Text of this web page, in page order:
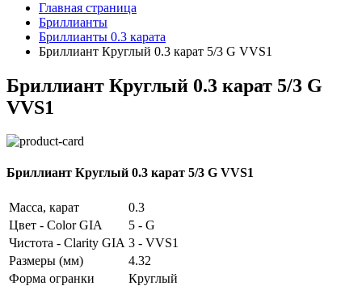
Главная страница
Бриллианты
Бриллианты 0.3 карата
Бриллиант Круглый 0.3 карат 5/3 G VVS1
Бриллиант Круглый 0.3 карат 5/3 G
VVS1
Бриллиант Круглый 0.3 карат 5/3 G VVS1
Масса, карат
0.3
Цвет - Color GIA
5 - G
Чистота - Clarity GIA 3 - VVS1
Размеры (мм)
4.32
Форма огранки
Круглый